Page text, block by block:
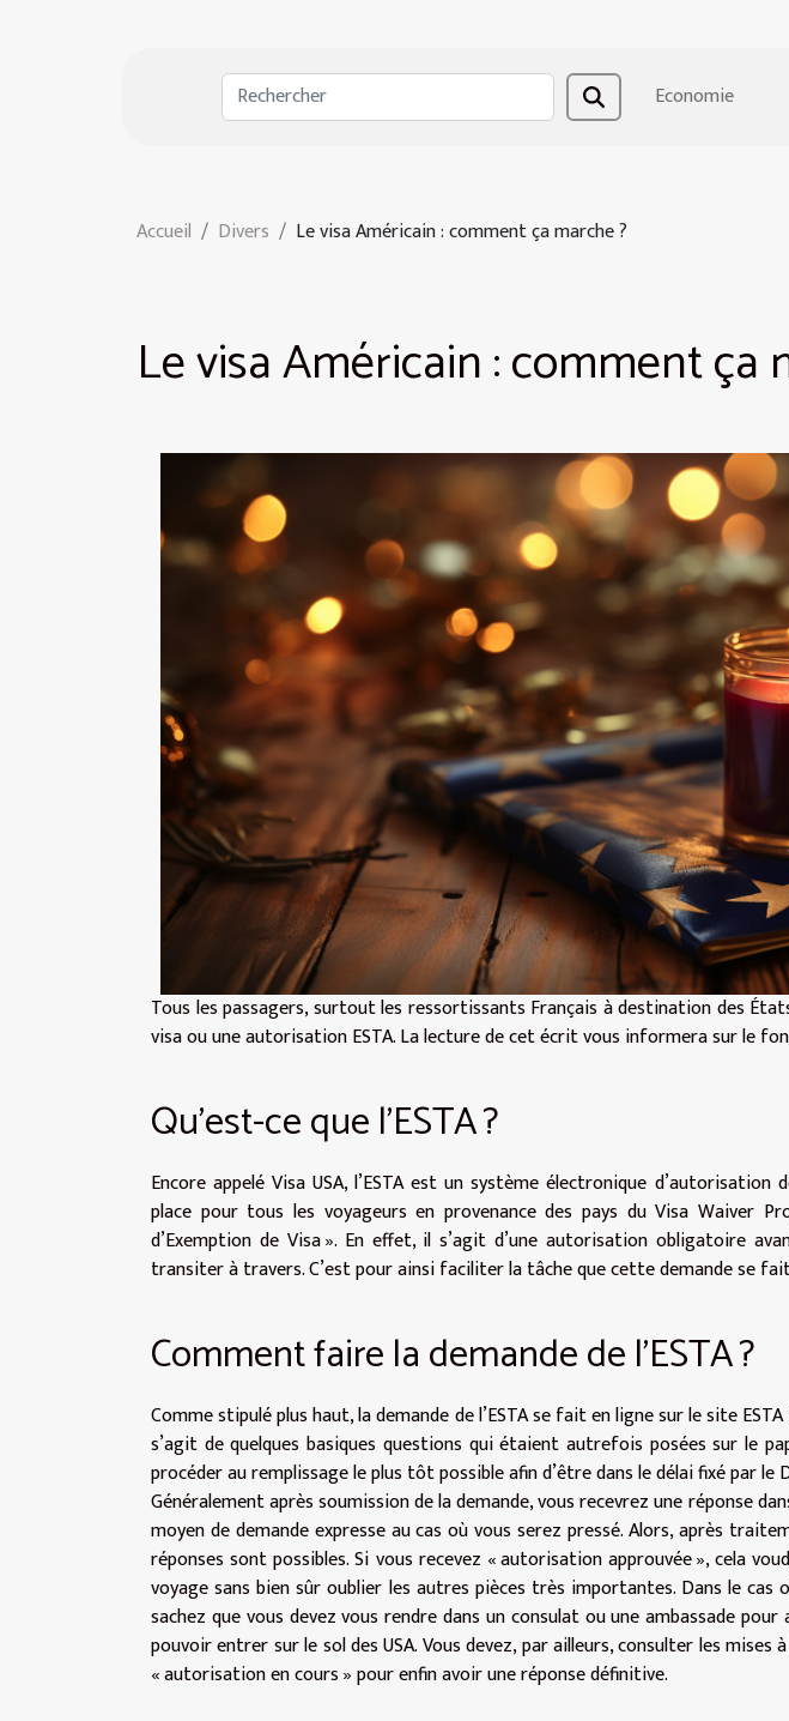
Economie
Accueil Divers Le visa Américain : comment ça marche ?
Le visa Américain : comment ça
Tous les passagers, surtout les ressortissants Français à destination des
visa ou une autorisation ESTA. La lecture de cet écrit vous informera sur le
Qu’est-ce que l’ESTA ?
Encore appeléVisa USA, l’ESTA est un système électronique
place pour tous les voyageurs en provenance des pays du Visa Waiver
d’Exemption de Visa ». En effet, il s’agit d’une autorisation obligatoire
transiter à travers. C’est pour ainsi faciliter la tâche que cette demande se
Comment faire la demande de l’ESTA ?
Comme stipulé plus haut, la demande de l’ESTA se fait en ligne sur le site
s’agit de quelques basiques questions qui étaient autrefois posées sur le
procéder au remplissage le plus tôt possible afin d’être dans le délai fixé par le
Généralement après soumission de la demande, vous recevrez une réponse
moyen de demande expresse au cas où vous serez pressé. Alors, après
réponses sont possibles. Si vous recevez « autorisation approuvée », cela
voyage sans bien sûr oublier les autres pièces très importantes. Dans le cas
sachez que vous devez vous rendre dans un consulat ou une ambassade
pouvoir entrer sur le sol des USA. Vous devez, par ailleurs, consulter les mises
« autorisation en cours » pour enfin avoir une réponse définitive.